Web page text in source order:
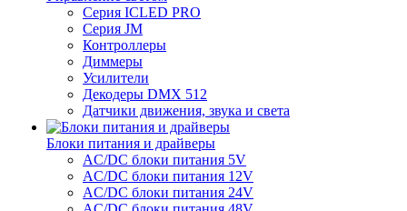
Серия ICLED PRO
Серия JM
Контроллеры
Диммеры
Усилители
Декодеры DMX 512
Датчики движения, звука и света
Блоки питания и драйверы
AC/DC блоки питания 5V
AC/DC блоки питания 12V
AC/DC блоки питания 24V